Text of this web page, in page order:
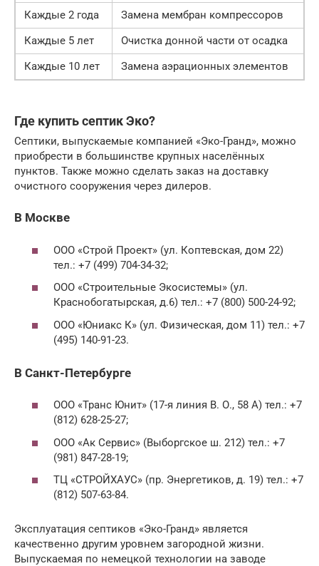
Каждые 2 года
Замена мембран компрессоров
Каждые 5 лет
Очистка донной части от осадка
Каждые 10 лет
Замена аэрационных элементов
Где купить септик Эко?
Септики, выпускаемые компанией «Эко-Гранд», можно
приобрести в большинстве крупных населённых
пунктов. Также можно сделать заказ на доставку
очистного сооружения через дилеров.
В Москве
ООО «Строй Проект» (ул. Коптевская, дом 22)
тел.: +7 (499) 704-34-32;
ООО «Строительные Экосистемы» (ул.
Краснобогатырская, д.6) тел.: +7 (800) 500-24-92;
ООО «Юниакс К» (ул. Физическая, дом 11) тел.: +7
(495) 140-91-23.
В Санкт-Петербурге
ООО «Транс Юнит» (17-я линия В. О., 58 А) тел.: +7
(812) 628-25-27;
ООО «Ак Сервис» (Выборгское ш. 212) тел.: +7
(981) 847-28-19;
ТЦ «СТРОЙХАУС» (пр. Энергетиков, д. 19) тел.: +7
(812) 507-63-84.
Эксплуатация септиков «Эко-Гранд» является
качественно другим уровнем загородной жизни.
Выпускаемая по немецкой технологии на заводе